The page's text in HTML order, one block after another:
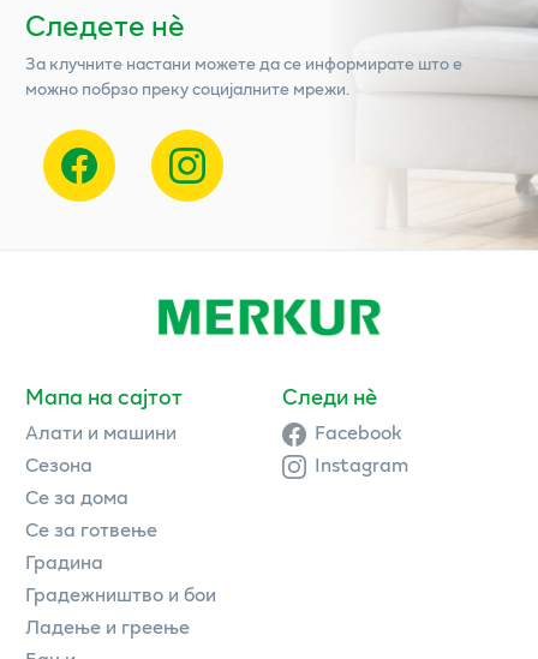
Следете нѐ
За клучните настани можете да се информирате што е
можно побрзо преку социјалните мрежи.
Мапа на сајтот
Алати и машини
Сезона
Се за дома
Се за готвење
Градина
Градежништво и бои
Ладење и греење
Следи нè
Facebook
Instagram